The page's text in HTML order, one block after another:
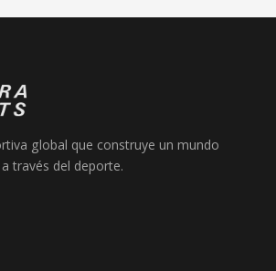
global que construye un mundo
través del deporte.